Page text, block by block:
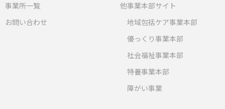
事業所一覧
お問い合わせ
他事業本部サイト
地域包括ケア事業本部
優っくり事業本部
社会福祉事業本部
特養事業本部
障がい事業